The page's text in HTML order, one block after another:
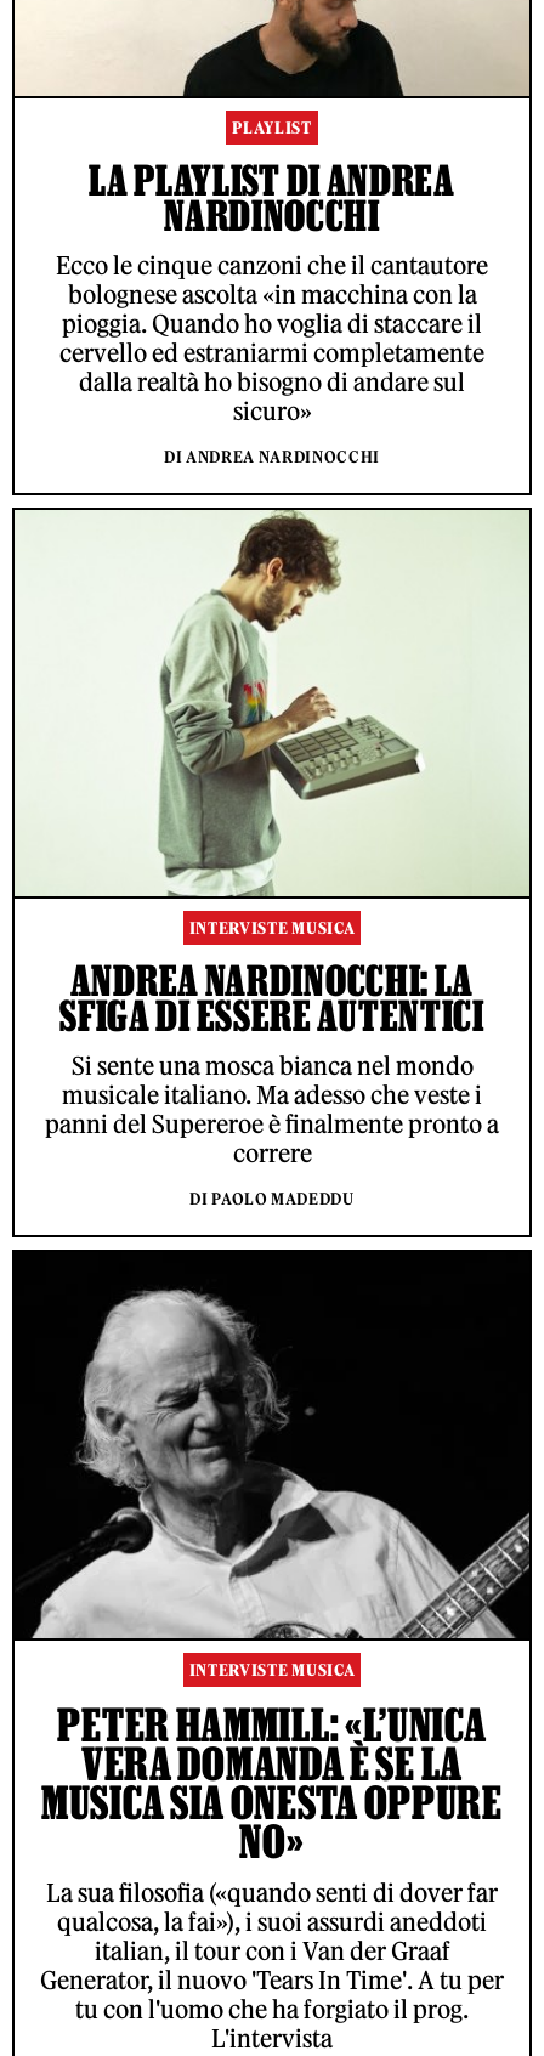
PLAYLIST
LA PLAYLIST DI ANDREA
NARDINOCCHI
Ecco le cinque canzoni che il cantautore
bolognese ascolta «in macchina con la
pioggia. Quando ho voglia di staccare il
cervello ed estraniarmi completamente
dalla realtà ho bisogno di andare sul
sicuro»
DI ANDREA NARDINOCCHI
INTERVISTE MUSICA
ANDREA NARDINOCCHI: LA
SFIGA DI ESSERE AUTENTICI
Si sente una mosca bianca nel mondo
musicale italiano. Ma adesso che veste i
panni del Supereroe è finalmente pronto a
correre
DI PAOLO MADEDDU
INTERVISTE MUSICA
PETER HAMMILL: «L’UNICA
VERA DOMANDA È SE LA
MUSICA SIA ONESTA OPPURE
NO»
La sua filosofia («quando senti di dover far
qualcosa, la fai»), i suoi assurdi aneddoti
italian, il tour con i Van der Graaf
Generator, il nuovo 'Tears In Time'. A tu per
tu con l'uomo che ha forgiato il prog.
L'intervista